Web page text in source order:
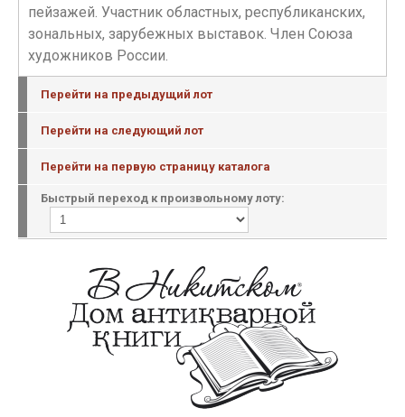
пейзажей. Участник областных, республиканских,
зональных, зарубежных выставок. Член Союза
художников России.
Перейти на предыдущий лот
Перейти на следующий лот
Перейти на первую страницу каталога
Быстрый переход к произвольному лоту: